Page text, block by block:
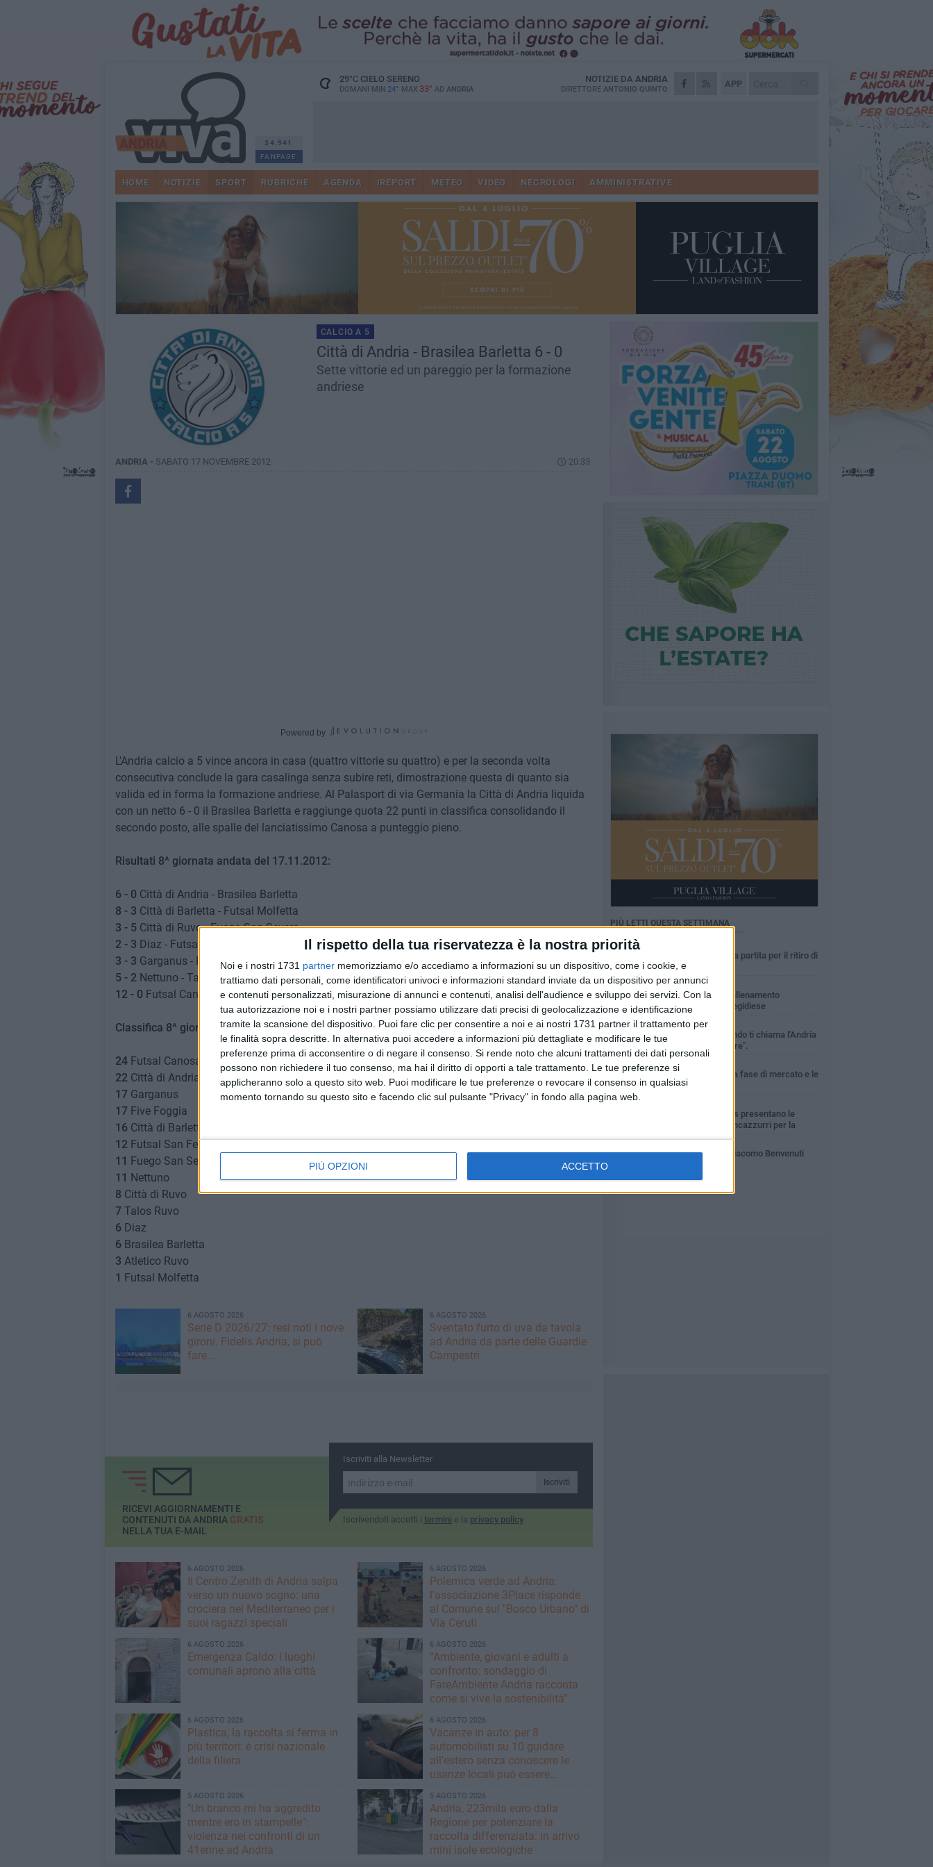
Il rispetto della tua riservatezza è la nostra priorità
Noi e i nostri 1731 partner memorizziamo e/o accediamo a informazioni su un dispositivo, come i cookie, e
trattiamo dati personali, come identificatori univoci e informazioni standard inviate da un dispositivo per annunci
e contenuti personalizzati, misurazione di annunci e contenuti, analisi dell'audience e sviluppo dei servizi. Con la
tua autorizzazione noi e i nostri partner possiamo utilizzare dati precisi di geolocalizzazione e identificazione
tramite la scansione del dispositivo. Puoi fare clic per consentire a noi e ai nostri 1731 partner il trattamento per
le finalità sopra descritte. In alternativa puoi accedere a informazioni più dettagliate e modificare le tue
preferenze prima di acconsentire o di negare il consenso. Si rende noto che alcuni trattamenti dei dati personali
possono non richiedere il tuo consenso, ma hai il diritto di opporti a tale trattamento. Le tue preferenze si
applicheranno solo a questo sito web. Puoi modificare le tue preferenze o revocare il consenso in qualsiasi
momento tornando su questo sito e facendo clic sul pulsante "Privacy" in fondo alla pagina web.
PIÙ OPZIONI ACCETTO
34.941
FANPAGE
29°CCIELO SERENO
DOMANI MIN 24° MAX 33° AD ANDRIA
APP
NOTIZIE DA ANDRIA
DIRETTORE ANTONIO QUINTO
HOME NOTIZIE SPORT RUBRICHE AGENDA IREPORT METEO VIDEO NECROLOGI AMMINISTRATIVE
CALCIO A 5
Città di Andria - Brasilea Barletta 6 - 0
Sette vittorie ed un pareggio per la formazione
andriese
ANDRIA - SABATO 17 NOVEMBRE 2012 20.33
Powered by
L'Andria calcio a 5 vince ancora in casa (quattro vittorie su quattro) e per la seconda volta
consecutiva conclude la gara casalinga senza subire reti, dimostrazione questa di quanto sia
valida ed in forma la formazione andriese. Al Palasport di via Germania la Città di Andria liquida
con un netto 6 - 0 il Brasilea Barletta e raggiunge quota 22 punti in classifica consolidando il
secondo posto, alle spalle del lanciatissimo Canosa a punteggio pieno.
Risultati 8^ giornata andata del 17.11.2012:
6 - 0 Città di Andria - Brasilea Barletta
8 - 3 Città di Barletta - Futsal Molfetta
3 - 5 Città di Ruvo - Fuego San Severo
2 - 3 Diaz - Futsal San Ferdinando
3 - 3 Garganus - Five Foggia
5 - 2Nettuno - Talos Ruvo
12 - 0 Futsal Canosa 12 - 0 Atletico Ruvo
Classifica 8^ giornata andata:
24Futsal Canosa
22Città di Andria
17Garganus
17Five Foggia
16 Città di Barletta
12Futsal San Ferdinando
11 Fuego San Severo
11 Nettuno
8 Città di Ruvo
7Talos Ruvo
6 Diaz
6 Brasilea Barletta
3 Atletico Ruvo
1 Futsal Molfetta
6 AGOSTO 2026
Serie D 2026/27: resi noti i nove
gironi. Fidelis Andria, si può
fare...
6 AGOSTO 2026
Sventato furto di uva da tavola
ad Andria da parte delle Guardie
Campestri
Iscriviti alla Newsletter
Iscriviti
Iscrivendoti accetti i termini e la privacy policy
RICEVI AGGIORNAMENTI E
CONTENUTI DA ANDRIA GRATIS
NELLA TUA E-MAIL
6 AGOSTO 2026
Il Centro Zenith di Andria salpa
verso un nuovo sogno: una
crociera nel Mediterraneo per i
suoi ragazzi speciali
6 AGOSTO 2026
Polemica verde ad Andria:
l'associazione 3Place risponde
al Comune sul "Bosco Urbano" di
Via Ceruti
6 AGOSTO 2026
Emergenza Caldo: i luoghi
comunali aprono alla città
6 AGOSTO 2026
“Ambiente, giovani e adulti a
confronto: sondaggio di
FareAmbiente Andria racconta
come si vive la sostenibilità”
6 AGOSTO 2026
Plastica, la raccolta si ferma in
più territori: è crisi nazionale
della filiera
6 AGOSTO 2026
Vacanze in auto: per 8
automobilisti su 10 guidare
all'estero senza conoscere le
usanze locali può essere
5 AGOSTO 2026
"Un branco mi ha aggredito
mentre ero in stampelle":
violenza nei confronti di un
41enne ad Andria
5 AGOSTO 2026
Andria, 223mila euro dalla
Regione per potenziare la
raccolta differenziata: in arrivo
mini isole ecologiche
PIÙ LETTI QUESTA SETTIMANA
Fidelis Andria: squadra partita per il ritiro di
Montorio al Vomano
MERCOLEDÌ 5 AGOSTO
Fidelis Andria ko nell'allenamento
congiunto con la Santegidiese
MARTEDÌ 28 LUGLIO
Fabio De Sanzo: "Quando ti chiama l'Andria
non puoi non rispondere".
SABATO 4 LUGLIO
Fidelis Andria: la prima fase di mercato e le
papabili rivali
Fidelis Andria e Adidas presentano le
maglie ufficiali dei biancazzurri per la
SABATO 25 LUGLIO
Fidelis Andria: ecco Giacomo Benvenuti